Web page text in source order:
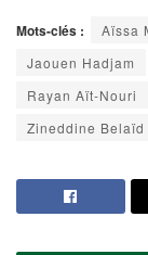
Mots-clés : Aïssa
Jaouen Hadjam
Rayan Aït-Nouri
Zineddine Belaïd